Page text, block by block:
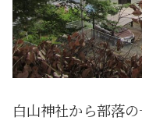
白山神社から部落